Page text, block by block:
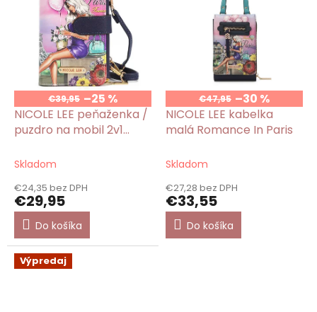
€39,95 –25 %
NICOLE LEE peňaženka /
puzdro na mobil 2v1
Skladom
€24,35 bez DPH
€29,95
Do košíka
€47,95 –30 %
NICOLE LEE kabelka
malá Romance In Paris
Skladom
€27,28 bez DPH
€33,55
Do košíka
Výpredaj